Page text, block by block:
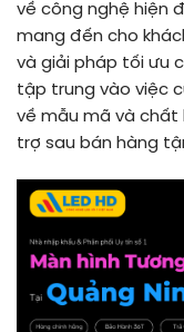
về công nghệ hiện
mang đến cho
và giải pháp tối ưu
tập trung vào việc
về mẫu mã và chất
trợ sau bán hàng